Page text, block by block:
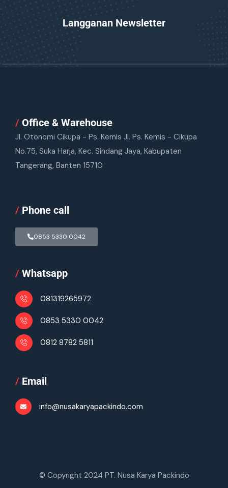
Langganan Newsletter
/ Office & Warehouse
Jl. Otonomi Cikupa - Ps. Kemis Jl. Ps. Kemis - Cikupa
No.75, Suka Harja, Kec. Sindang Jaya, Kabupaten
Tangerang, Banten 15710
/ Phone call
0853 5330 0042
/ Whatsapp
081319265972
0853 5330 0042
0812 8782 5811
/ Email
info@nusakaryapackindo.com
© Copyright 2024 PT. Nusa Karya Packindo